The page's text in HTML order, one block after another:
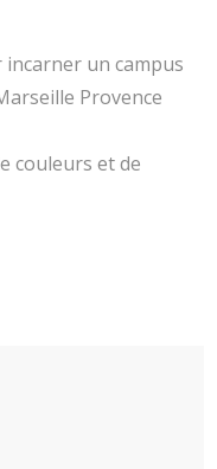
incarner un campus
Provence
couleurs et de